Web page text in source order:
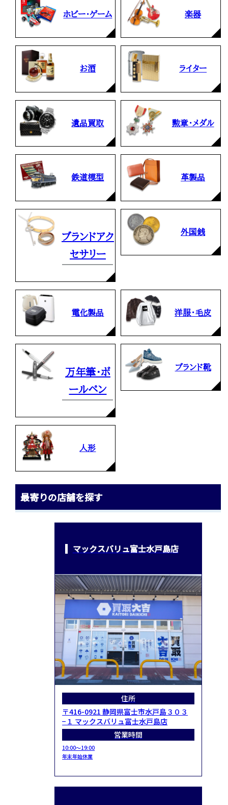
ホビー・ゲーム 楽器
お酒 ライター
遺品買取 勲章・メダル
鉄道模型 革製品
ブランドアク
セサリー
外国銭
電化製品 洋服・毛皮
万年筆・ボ
ールペン
ブランド靴
人形
最寄りの店舗を探す
マックスバリュ富士水戸島店
住所
〒416-0921 静岡県富士市水戸島３０３
−１ マックスバリュ富士水戸島店
営業時間
10:00～19:00
年末年始休業